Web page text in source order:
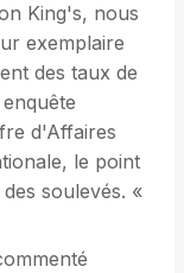
King's, nous
exemplaire
des taux de
d'Affaires
le point
soulevés. «